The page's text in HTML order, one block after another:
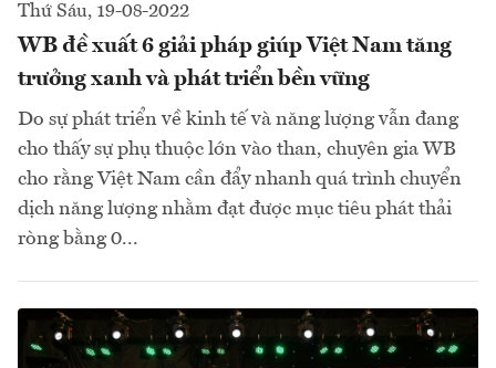
Thứ Sáu, 19-08-2022
WB đề xuất 6 giải pháp giúp Việt Nam tăng
trưởng xanh và phát triển bền vững
Do sự phát triển về kinh tế và năng lượng vẫn đang
cho thấy sự phụ thuộc lớn vào than, chuyên gia WB
cho rằng Việt Nam cần đẩy nhanh quá trình chuyển
dịch năng lượng nhằm đạt được mục tiêu phát thải
ròng bằng 0...